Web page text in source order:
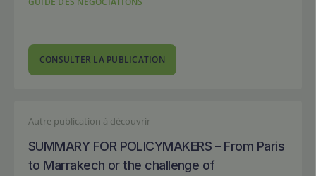
CONSULTER LA PUBLICATION
Autre publication à découvrir
SUMMARY FOR POLICYMAKERS – From Paris
to Marrakech or the challenge of